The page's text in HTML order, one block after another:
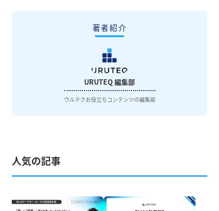
著者紹介
URUTEQ 編集部
ウルテクお役立ちコンテンツの編集部
人気の記事